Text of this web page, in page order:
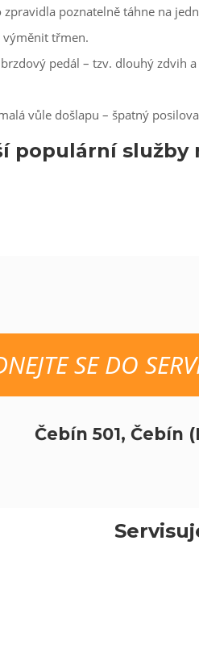
poznatelně táhne na
výměnit třmen.
pedál – tzv. dlouhý
vůle došlapu – špatný
populární služby
SE DO
Čebín 501, Čebín